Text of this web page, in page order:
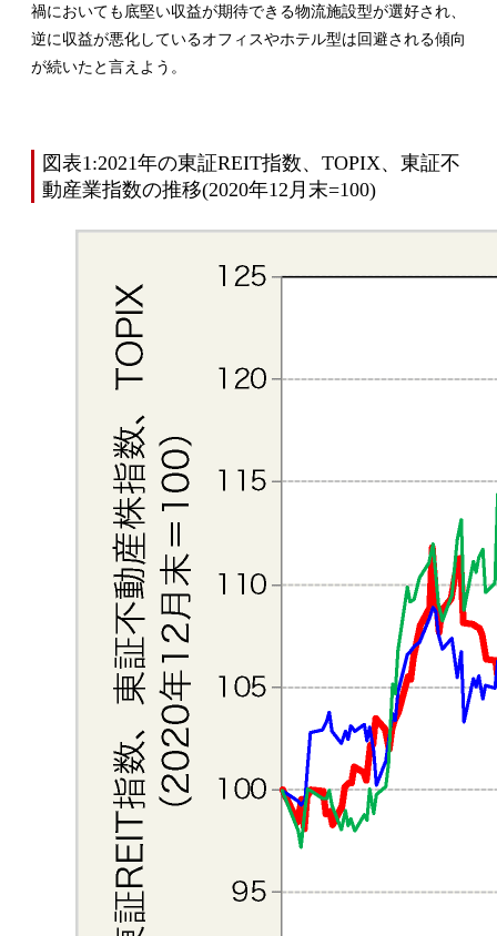
禍においても底堅い収益が期待できる物流施設型が選好され、
逆に収益が悪化しているオフィスやホテル型は回避される傾向
が続いたと言えよう。
図表1:2021年の東証REIT指数、TOPIX、東証不
動産業指数の推移(2020年12月末=100)